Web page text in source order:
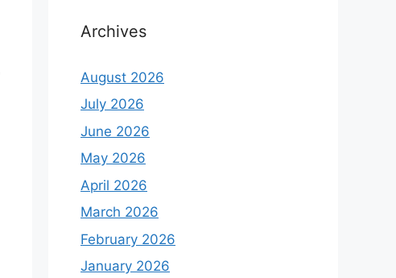
Archives
August 2026
July 2026
June 2026
May 2026
April 2026
March 2026
February 2026
January 2026